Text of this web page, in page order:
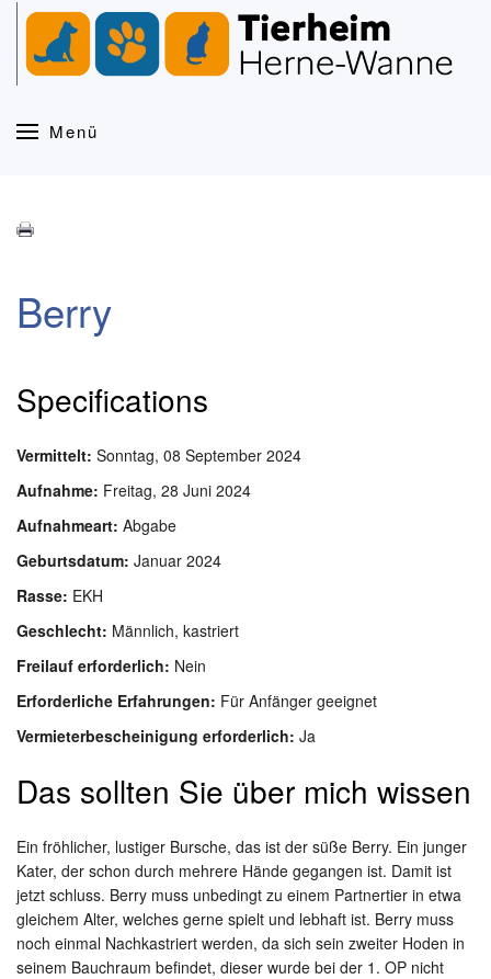
Zum Hauptinhalt springen
Menü
Berry
Specifications
Vermittelt: Sonntag, 08 September 2024
Aufnahme: Freitag, 28 Juni 2024
Aufnahmeart: Abgabe
Geburtsdatum: Januar 2024
Rasse: EKH
Geschlecht: Männlich, kastriert
Freilauf erforderlich: Nein
Erforderliche Erfahrungen: Für Anfänger geeignet
Vermieterbescheinigung erforderlich: Ja
Das sollten Sie über mich wissen
Ein fröhlicher, lustiger Bursche, das ist der süße Berry. Ein junger
Kater, der schon durch mehrere Hände gegangen ist. Damit ist
jetzt schluss. Berry muss unbedingt zu einem Partnertier in etwa
gleichem Alter, welches gerne spielt und lebhaft ist. Berry muss
noch einmal Nachkastriert werden, da sich sein zweiter Hoden in
seinem Bauchraum befindet, dieser wurde bei der 1. OP nicht